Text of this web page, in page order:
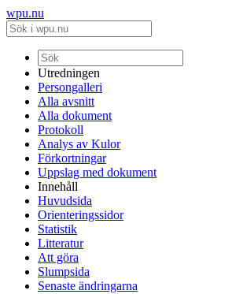
wpu.nu
Utredningen
Persongalleri
Alla avsnitt
Alla dokument
Protokoll
Analys av Kulor
Förkortningar
Uppslag med dokument
Innehåll
Huvudsida
Orienteringssidor
Statistik
Litteratur
Att göra
Slumpsida
Senaste ändringarna